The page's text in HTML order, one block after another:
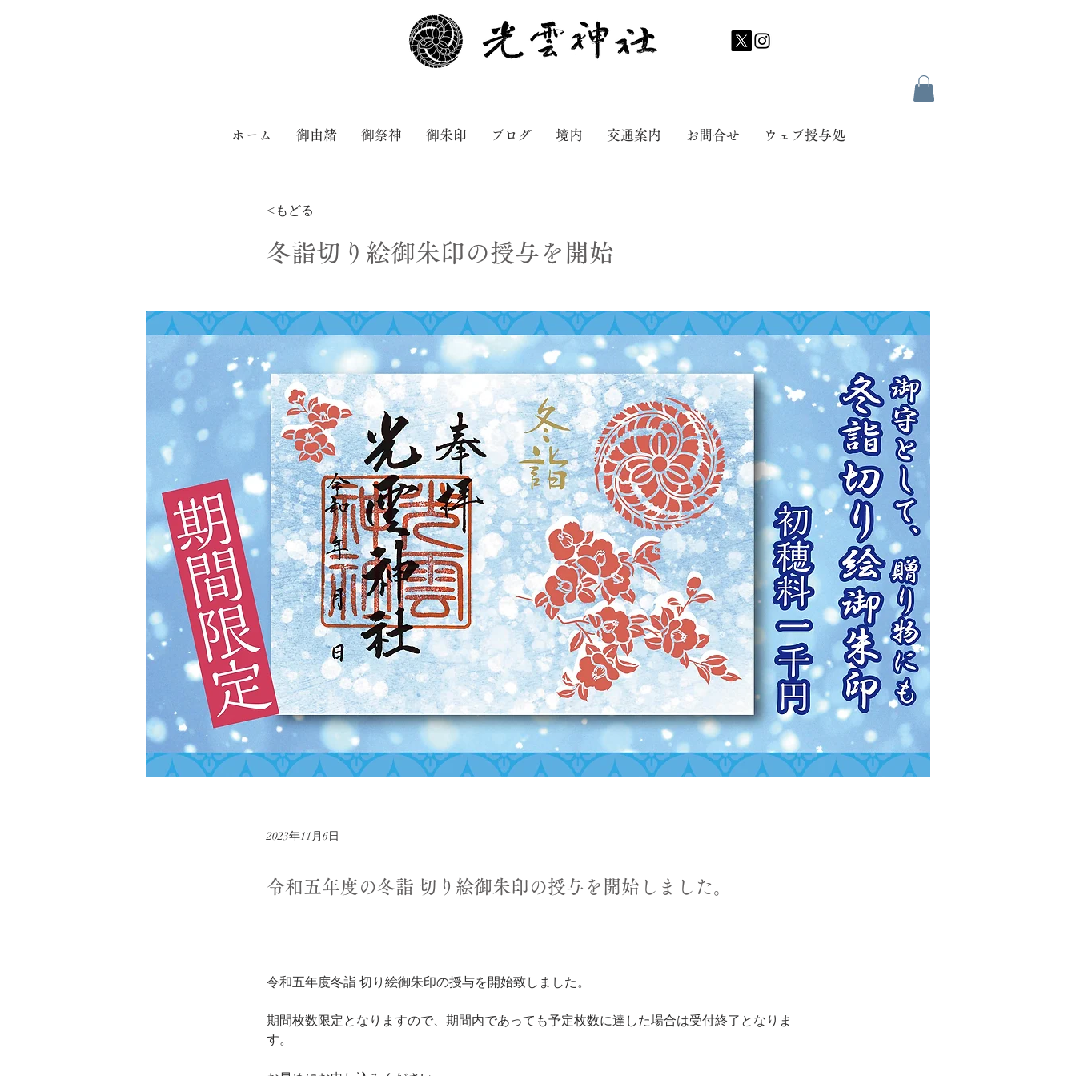
ホーム 御由緒 御祭神 御朱印 ブログ 境内 交通案内 お問合せ ウェブ授与処
<もどる
冬詣切り絵御朱印の授与を開始
2023年11月6日
令和五年度の冬詣 切り絵御朱印の授与を開始しました。
令和五年度冬詣 切り絵御朱印の授与を開始致しました。
期間枚数限定となりますので、期間内であっても予定枚数に達した場合は受付終了となりま
す。